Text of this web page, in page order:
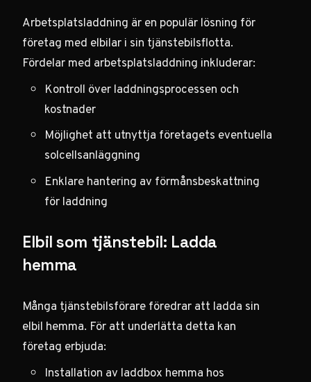
Arbetsplatsladdning är en populär lösning för
företag med elbilar i sin tjänstebilsflotta.
Fördelar med arbetsplatsladdning inkluderar:
Kontroll över laddningsprocessen och
kostnader
Möjlighet att utnyttja företagets eventuella
solcellsanläggning
Enklare hantering av förmånsbeskattning
för laddning
Elbil som tjänstebil: Ladda
hemma
Många tjänstebilsförare föredrar att ladda sin
elbil hemma. För att underlätta detta kan
företag erbjuda:
Installation av laddbox hemma hos